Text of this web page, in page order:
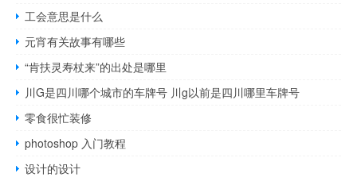
工会意思是什么
元宵有关故事有哪些
“肯扶灵寿杖来”的出处是哪里
川G是四川哪个城市的车牌号 川g以前是四川哪里车牌号
零食很忙装修
photoshop 入门教程
设计的设计